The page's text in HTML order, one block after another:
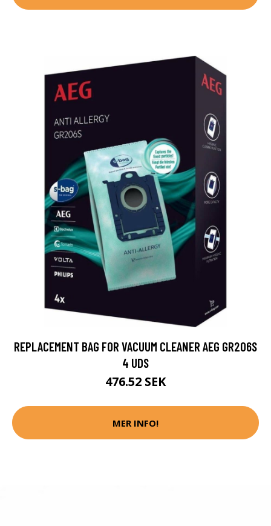
REPLACEMENT BAG FOR VACUUM CLEANER AEG GR206S
4 UDS
476.52 SEK
MER INFO!